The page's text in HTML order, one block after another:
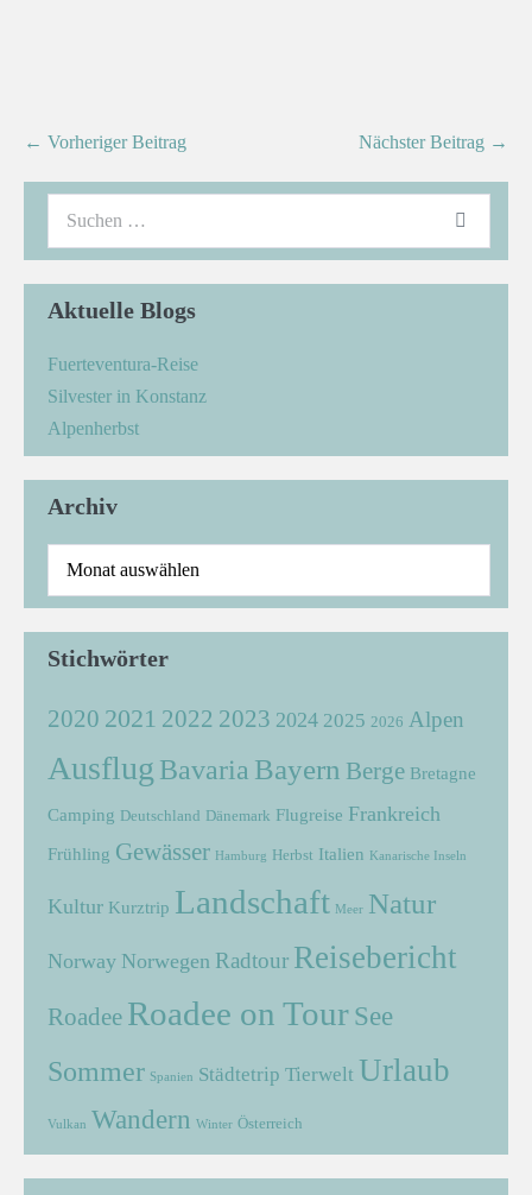
← Vorheriger Beitrag Nächster Beitrag →
Aktuelle Blogs
Fuerteventura-Reise
Silvester in Konstanz
Alpenherbst
Archiv
Stichwörter
2020 2021 2022 2023 2024 2025 2026 Alpen
Ausflug Bavaria Bayern Berge Bretagne
Camping Deutschland Dänemark Flugreise Frankreich
Frühling Gewässer Hamburg Herbst Italien Kanarische Inseln
Kultur Kurztrip Landschaft Meer Natur
Norway Norwegen Radtour Reisebericht
Roadee Roadee on Tour See
Sommer Spanien Städtetrip Tierwelt Urlaub
Vulkan Wandern Winter Österreich